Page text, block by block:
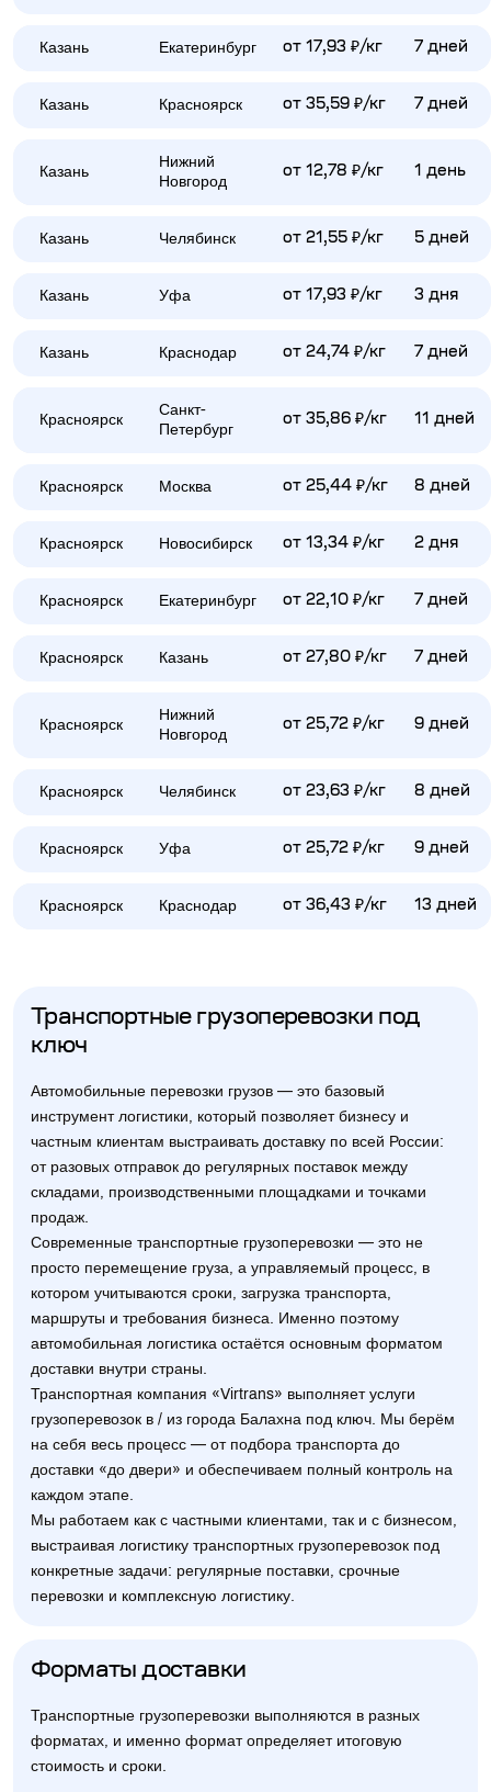
Казань Екатеринбург от 17,93 ₽/кг 7 дней
Казань Красноярск от 35,59 ₽/кг 7 дней
Казань
Нижний
Новгород
от 12,78 ₽/кг 1 день
Казань Челябинск от 21,55 ₽/кг 5 дней
Казань Уфа от 17,93 ₽/кг 3 дня
Казань Краснодар от 24,74 ₽/кг 7 дней
Красноярск
Санкт-
Петербург
от 35,86 ₽/кг 11 дней
Красноярск Москва от 25,44 ₽/кг 8 дней
Красноярск Новосибирск от 13,34 ₽/кг 2 дня
Красноярск Екатеринбург от 22,10 ₽/кг 7 дней
Красноярск Казань от 27,80 ₽/кг 7 дней
Красноярск
Нижний
Новгород
от 25,72 ₽/кг 9 дней
Красноярск Челябинск от 23,63 ₽/кг 8 дней
Красноярск Уфа от 25,72 ₽/кг 9 дней
Красноярск Краснодар от 36,43 ₽/кг 13 дней
Транспортные грузоперевозки под
ключ
Автомобильные перевозки грузов — это базовый
инструмент логистики, который позволяет бизнесу и
частным клиентам выстраивать доставку по всей России:
от разовых отправок до регулярных поставок между
складами, производственными площадками и точками
продаж.
Современные транспортные грузоперевозки — это не
просто перемещение груза, а управляемый процесс, в
котором учитываются сроки, загрузка транспорта,
маршруты и требования бизнеса. Именно поэтому
автомобильная логистика остаётся основным форматом
доставки внутри страны.
Транспортная компания «Virtrans» выполняет услуги
грузоперевозок в / из города Балахна под ключ. Мы берём
на себя весь процесс — от подбора транспорта до
доставки «до двери» и обеспечиваем полный контроль на
каждом этапе.
Мы работаем как с частными клиентами, так и с бизнесом,
выстраивая логистику транспортных грузоперевозок под
конкретные задачи: регулярные поставки, срочные
перевозки и комплексную логистику.
Форматы доставки
Транспортные грузоперевозки выполняются в разных
форматах, и именно формат определяет итоговую
стоимость и сроки.